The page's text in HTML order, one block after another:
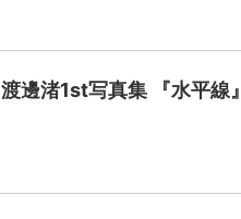
渡邊渚1st写真集 『水平線